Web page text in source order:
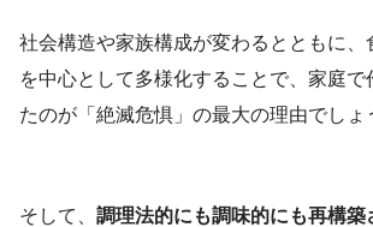
社会構造や家族構成が変わるとともに、
を中心として多様化することで、家庭で
たのが「絶滅危惧」の最大の理由でしょ
そして、 調理法的にも調味的にも再構築